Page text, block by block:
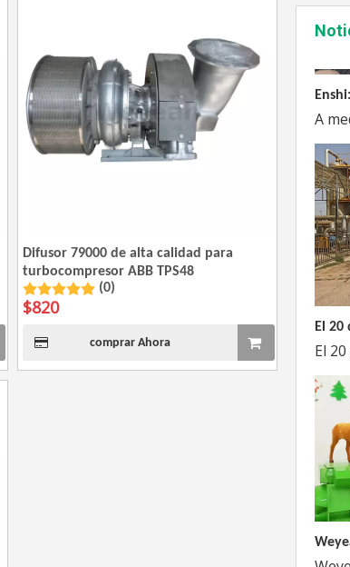
Difusor 79000 de alta calidad para
turbocompresor ABB TPS48
(0)
$820
comprar Ahora
A
El